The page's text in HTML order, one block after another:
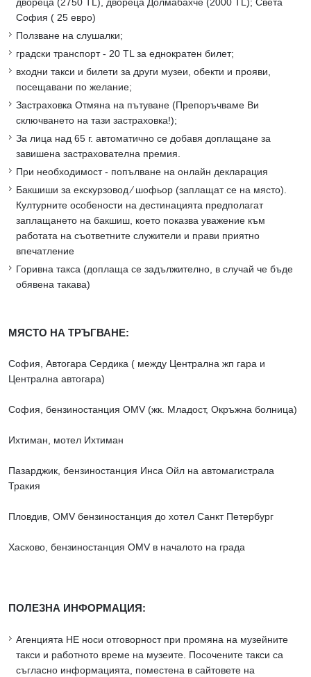
София ( 25 евро)
Ползване на слушалки;
градски транспорт - 20 TL за еднократен билет;
входни такси и билети за други музеи, обекти и прояви,
посещавани по желание;
Застраховка Отмяна на пътуване (Препоръчваме Ви
сключването на тази застраховка!);
За лица над 65 г. автоматично се добавя доплащане за
завишена застрахователна премия.
При необходимост - попълване на онлайн декларация
Бакшиши за екскурзовод ∕ шофьор (заплащат се на място).
Културните особености на дестинацията предполагат
заплащането на бакшиш, което показва уважение към
работата на съответните служители и прави приятно
впечатление
Горивна такса (доплаща се задължително, в случай че бъде
обявена такава)
МЯСТО НА ТРЪГВАНЕ:
София, Aвтогара Сердика ( между Централна жп гара и
Централна автогара)
София, бензиностанция OMV (жк. Младост, Окръжна болница)
Ихтиман, мотел Ихтиман
Пазарджик, бензиностанция Инса Ойл на автомагистрала
Тракия
Пловдив, OMV бензиностанция до хотел Санкт Петербург
Хасково, бензиностанция OMV в началото на града
ПОЛЕЗНА ИНФОРМАЦИЯ:
Агенцията НЕ носи отговорност при промяна на музейните
такси и работното време на музеите. Посочените такси са
съгласно информацията, поместена в сайтовете на